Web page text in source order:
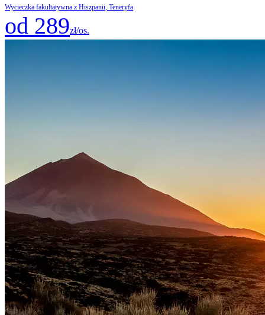
Wycieczka fakultatywna z Hiszpanii, Teneryfa
od 289zł/os.